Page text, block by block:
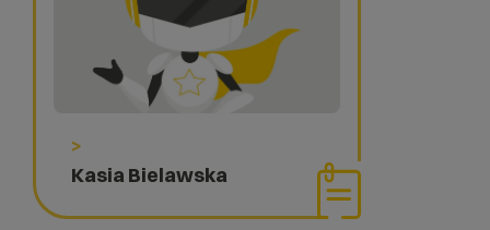
>
Kasia Bielawska